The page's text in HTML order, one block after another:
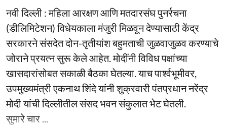
नवी दिल्ली : महिला आरक्षण आणि मतदारसंघ पुनर्रचना
(डीलिमिटेशन) विधेयकाला मंजुरी मिळवून देण्यासाठी केंद्र
सरकारने संसदेत दोन-तृतीयांश बहुमताची जुळवाजुळव करण्याचे
जोराने प्रयत्न सुरू केले आहेत. मोदींनी विविध पक्षांच्या
खासदारांसोबत सकाळी बैठका घेतल्या. याच पार्श्वभूमीवर,
उपमुख्यमंत्री एकनाथ शिंदे यांनी शुक्रवारी पंतप्रधान नरेंद्र
मोदी यांची दिल्लीतील संसद भवन संकुलात भेट घेतली.
सुमारे चार ...